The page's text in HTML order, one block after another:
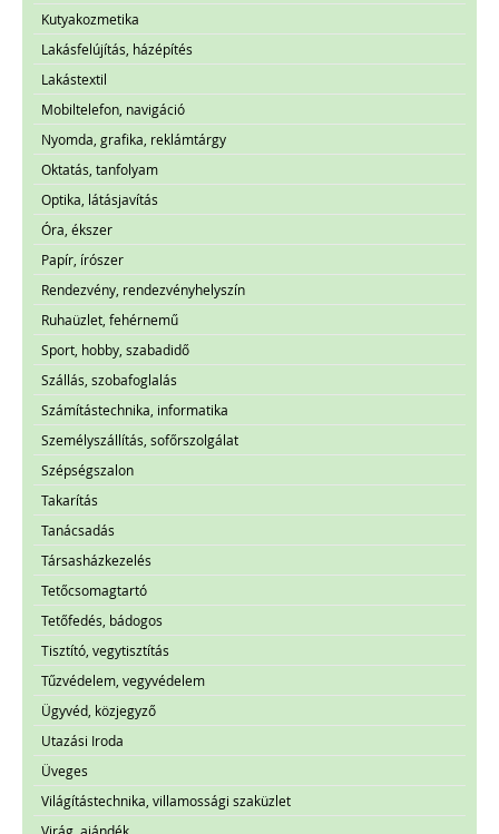
Kutyakozmetika
Lakásfelújítás, házépítés
Lakástextil
Mobiltelefon, navigáció
Nyomda, grafika, reklámtárgy
Oktatás, tanfolyam
Optika, látásjavítás
Óra, ékszer
Papír, írószer
Rendezvény, rendezvényhelyszín
Ruhaüzlet, fehérnemű
Sport, hobby, szabadidő
Szállás, szobafoglalás
Számítástechnika, informatika
Személyszállítás, sofőrszolgálat
Szépségszalon
Takarítás
Tanácsadás
Társasházkezelés
Tetőcsomagtartó
Tetőfedés, bádogos
Tisztító, vegytisztítás
Tűzvédelem, vegyvédelem
Ügyvéd, közjegyző
Utazási Iroda
Üveges
Világítástechnika, villamossági szaküzlet
Virág, ajándék